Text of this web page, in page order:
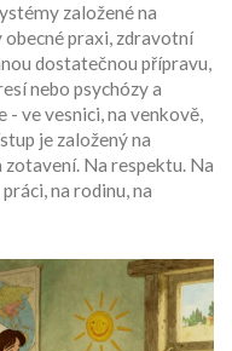
založené na
obecné praxi, zdravotní
dostatečnou přípravu,
nebo psychózy a
ve vesnici, na venkově,
je založený na
zotavení. Na respektu. Na
na rodinu, na